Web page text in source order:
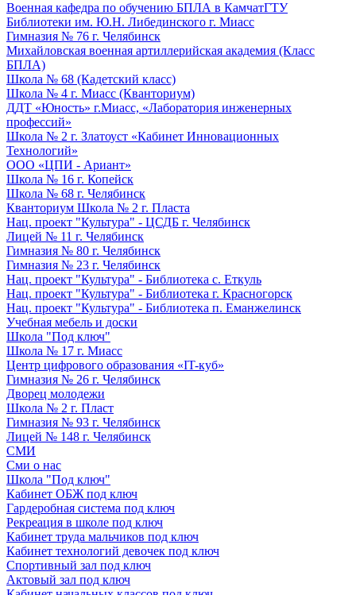
Военная кафедра по обучению БПЛА в КамчатГТУ
Библиотеки им. Ю.Н. Либединского г. Миасс
Гимназия № 76 г. Челябинск
Михайловская военная артиллерийская академия (Класс
БПЛА)
Школа № 68 (Кадетский класс)
Школа № 4 г. Миасс (Кванториум)
ДДТ «Юность» г.Миасс, «Лаборатория инженерных
профессий»
Школа № 2 г. Златоуст «Кабинет Инновационных
Технологий»
ООО «ЦПИ - Ариант»
Школа № 16 г. Копейск
Школа № 68 г. Челябинск
Кванториум Школа № 2 г. Пласта
Нац. проект "Культура" - ЦСДБ г. Челябинск
Лицей № 11 г. Челябинск
Гимназия № 80 г. Челябинск
Гимназия № 23 г. Челябинск
Нац. проект "Культура" - Библиотека с. Еткуль
Нац. проект "Культура" - Библиотека г. Красногорск
Нац. проект "Культура" - Библиотека п. Еманжелинск
Учебная мебель и доски
Школа "Под ключ"
Школа № 17 г. Миасс
Центр цифрового образования «IT-куб»
Гимназия № 26 г. Челябинск
Дворец молодежи
Школа № 2 г. Пласт
Гимназия № 93 г. Челябинск
Лицей № 148 г. Челябинск
СМИ
Сми о нас
Школа "Под ключ"
Кабинет ОБЖ под ключ
Гардеробная система под ключ
Рекреация в школе под ключ
Кабинет труда мальчиков под ключ
Кабинет технологий девочек под ключ
Спортивный зал под ключ
Актовый зал под ключ